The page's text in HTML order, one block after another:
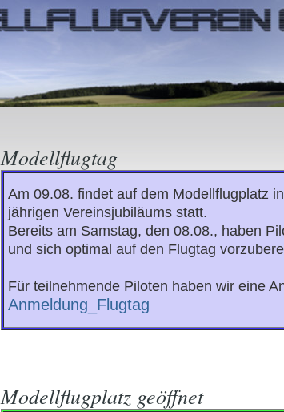
Modellflugtag
Am 09.08. findet auf dem Modellflugplatz
jährigen Vereinsjubiläums statt.
Bereits am Samstag, den 08.08., haben
und sich optimal auf den Flugtag
Für teilnehmende Piloten haben wir eine
Anmeldung_Flugtag
Modellflugplatz geöffnet